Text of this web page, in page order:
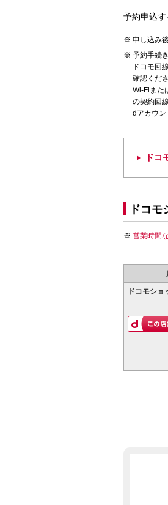
予約申込す
申し込み
予約手続
ドコモ回
確認くださ
Wi-Fiまた
の契約回
dアカウン
ドコ
ドコモ
営業時間
ドコモショ